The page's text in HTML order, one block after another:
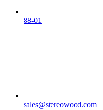
88-01
sales@stereowood.com